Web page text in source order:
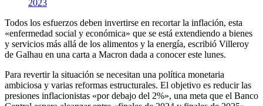
2023
Todos los esfuerzos deben invertirse en recortar la inflación, esta
«enfermedad social y económica» que se está extendiendo a bienes
y servicios más allá de los alimentos y la energía, escribió Villeroy
de Galhau en una carta a Macron dada a conocer este lunes.
Para revertir la situación se necesitan una política monetaria
ambiciosa y varias reformas estructurales. El objetivo es reducir las
presiones inflacionistas «por debajo del 2%», una meta que el Banco